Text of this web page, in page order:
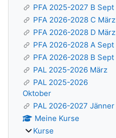
PFA 2025-2027 B Sept
PFA 2026-2028 C März
PFA 2026-2028 D März
PFA 2026-2028 A Sept
PFA 2026-2028 B Sept
PAL 2025-2026 März
PAL 2025-2026
Oktober
PAL 2026-2027 Jänner
Meine Kurse
Kurse